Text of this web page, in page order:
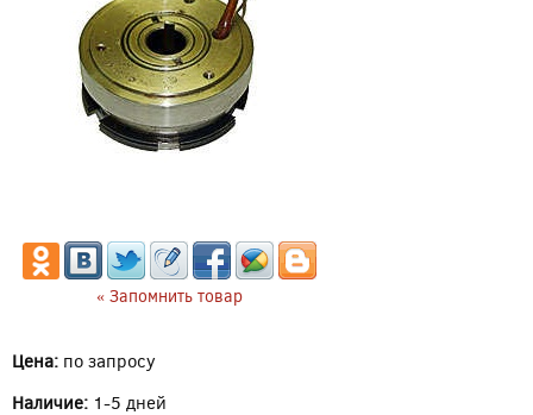
« Запомнить товар
Цена: по запросу
Наличие: 1-5 дней